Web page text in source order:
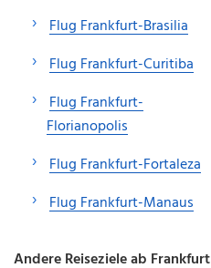
Flug Frankfurt-Brasilia
Flug Frankfurt-Curitiba
Flug Frankfurt-
Florianopolis
Flug Frankfurt-Fortaleza
Flug Frankfurt-Manaus
Andere Reiseziele ab Frankfurt